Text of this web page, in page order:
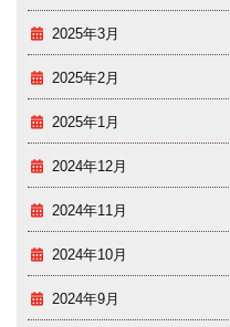
2025年3月
2025年2月
2025年1月
2024年12月
2024年11月
2024年10月
2024年9月